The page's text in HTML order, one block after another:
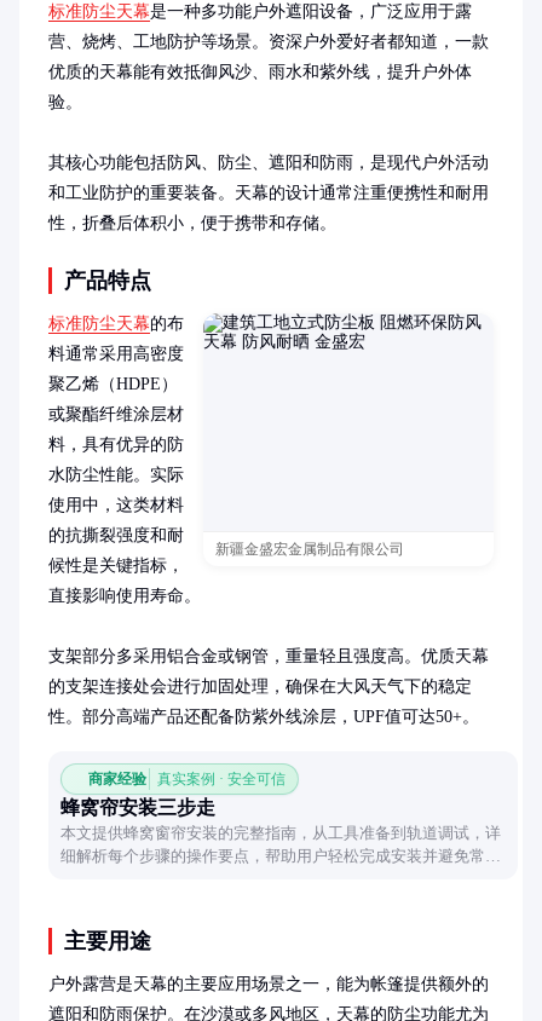
标准防尘天幕是一种多功能户外遮阳设备，广泛应用于露
营、烧烤、工地防护等场景。资深户外爱好者都知道，一款
优质的天幕能有效抵御风沙、雨水和紫外线，提升户外体
验。
其核心功能包括防风、防尘、遮阳和防雨，是现代户外活动
和工业防护的重要装备。天幕的设计通常注重便携性和耐用
性，折叠后体积小，便于携带和存储。
产品特点
新疆金盛宏金属制品有限公司
标准防尘天幕的布
料通常采用高密度
聚乙烯（HDPE）
或聚酯纤维涂层材
料，具有优异的防
水防尘性能。实际
使用中，这类材料
的抗撕裂强度和耐
候性是关键指标，
直接影响使用寿命。
支架部分多采用铝合金或钢管，重量轻且强度高。优质天幕
的支架连接处会进行加固处理，确保在大风天气下的稳定
性。部分高端产品还配备防紫外线涂层，UPF值可达50+。
商家经验 真实案例 · 安全可信
蜂窝帘安装三步走
本文提供蜂窝窗帘安装的完整指南，从工具准备到轨道调试，详
细解析每个步骤的操作要点，帮助用户轻松完成安装并避免常见
主要用途
户外露营是天幕的主要应用场景之一，能为帐篷提供额外的
遮阳和防雨保护。在沙漠或多风地区，天幕的防尘功能尤为